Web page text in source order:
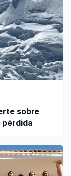
sobre
pérdida